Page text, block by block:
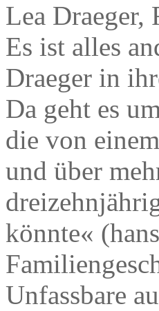
Lea Draeger,
Es ist alles
Draeger in
Da geht es
die von
und über
könnte«
Unfassbare